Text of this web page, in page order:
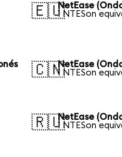
🇪🇺NetEase
1 NTESon
🇨🇳NetEase
1 NTESon
🇷🇺NetEase
1 NTESon